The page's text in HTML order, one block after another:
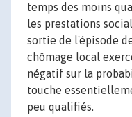
temps des moins
les prestations
sortie de l'épisode
chômage local
négatif sur la
touche
peu qualifiés.